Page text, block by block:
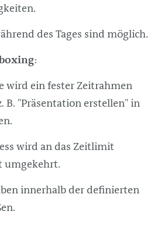
des Tages sind möglich.
:
wird ein fester Zeitrahmen
B. "Präsentation erstellen" in
wird an das Zeitlimit
umgekehrt.
innerhalb der definierten